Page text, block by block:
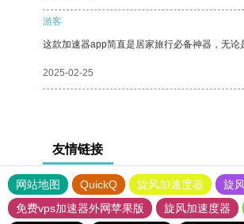
游客
这款加速器app简直是居家旅行必备神器，无论
2025-02-25
友情链接
网站地图 QuickQ 旋风加速度器 旋
免费vps加速器外网苹果版
旋风加速度器